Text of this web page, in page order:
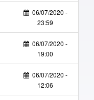
06/07/2020 -
23:59
06/07/2020 -
19:00
06/07/2020 -
12:06